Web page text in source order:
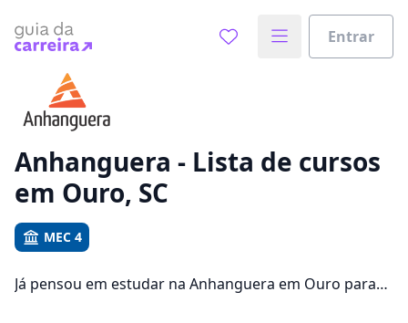
Entrar
Vamos te guiar no caminho ideal para seus estudos
Ainda não sei
Anhanguera - Lista de cursos
em Ouro, SC
MEC 4
Já pensou em estudar na Anhanguera em Ouro para